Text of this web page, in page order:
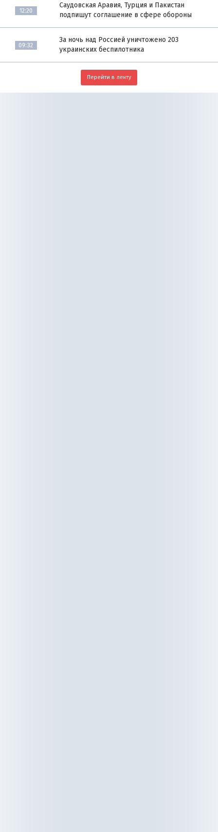
12:20
Саудовская Аравия, Турция и Пакистан
подпишут соглашение в сфере обороны
09:32
За ночь над Россией уничтожено 203
украинских беспилотника
Перейти в ленту